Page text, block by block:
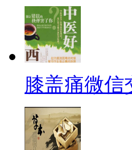
膝盖痛微信